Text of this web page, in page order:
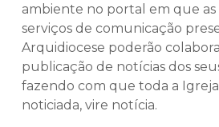
ambiente no portal em que as
serviços de comunicação
Arquidiocese poderão
publicação de notícias dos
fazendo com que toda a Igreja
noticiada, vire notícia.